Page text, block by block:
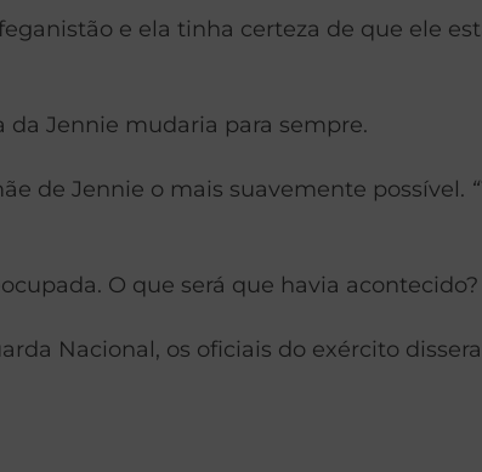
e ela tinha certeza de que ele
Jennie mudaria para sempre.
de Jennie o mais suavemente possível.
O que será que havia
Nacional, os oficiais do exército